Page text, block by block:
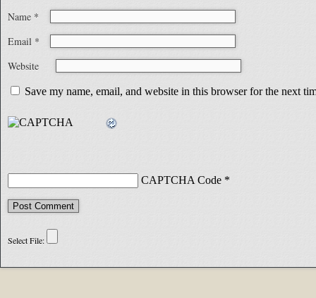
Name *
Email *
Website
Save my name, email, and website in this browser for the next
CAPTCHA Code *